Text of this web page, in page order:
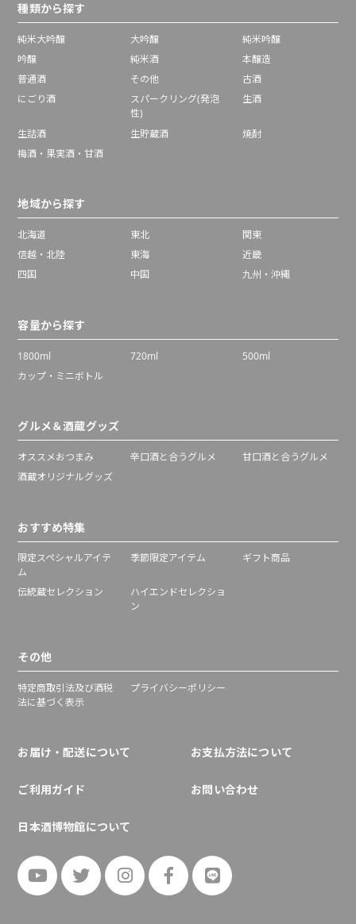
種類から探す
純米大吟醸 大吟醸
純米吟醸
吟醸
純米酒
本醸造
普通酒
その他
古酒
にごり酒
スパークリング(発泡
性)
生酒
生詰酒 生貯蔵酒
焼酎
梅酒・果実酒・甘酒
地域から探す
北海道 東北
関東
信越・北陸
東海
近畿
四国
中国 九州・沖縄
容量から探す
1800ml 720ml
500ml
カップ・ミニボトル
グルメ＆酒蔵グッズ
オススメおつまみ 辛口酒と合うグルメ
甘口酒と合うグルメ
酒蔵オリジナルグッズ
おすすめ特集
限定スペシャルアイテ
ム
季節限定アイテム ギフト商品
伝統蔵セレクション
ハイエンドセレクショ
ン
その他
特定商取引法及び酒税
法に基づく表示
プライバシーポリシー
お届け・配送について お支払方法について
ご利用ガイド お問い合わせ
日本酒博物館について